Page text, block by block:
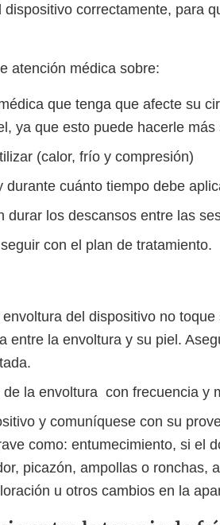
correctamente, para
atención médica sobre:
que tenga que afecte su
ya que esto puede hacerle
(calor, frío y compresión)
durante cuánto tiempo debe
durar los descansos entre las
con el plan de tratamiento.
del dispositivo no
entre la envoltura y su piel.
la envoltura con frecuencia y
y comuníquese con su
como: entumecimiento, si el
picazón, ampollas o ronchas,
u otros cambios en la